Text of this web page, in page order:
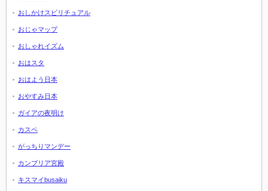
おしかけスピリチュアル
おじゃマップ
おしゃれイズム
おはスタ
おはよう日本
おやすみ日本
ガイアの夜明け
カスペ
がっちりマンデー
カンブリア宮殿
キスマイbusaiku